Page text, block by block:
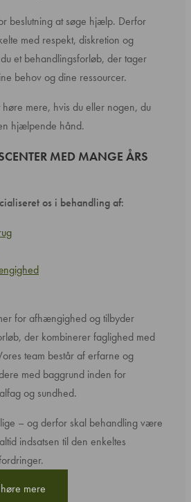
beslutning at søge hjælp. Derfor
med respekt, diskretion og
et behandlingsforløb, der tager
behov og dine ressourcer.
mere, hvis du eller nogen, du
hjælpende hånd.
MED MANGE ÅRS
os i behandling af:
for afhængighed og tilbyder
der kombinerer faglighed med
team består af erfarne og
med baggrund inden for
og sundhed.
– og derfor skal behandling være
indsatsen til den enkeltes
mere